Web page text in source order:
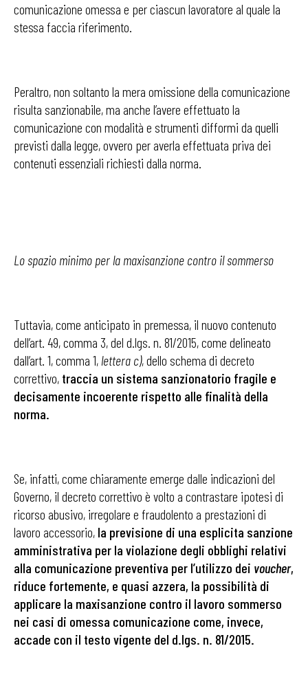
comunicazione omessa e per ciascun lavoratore al quale la
stessa faccia riferimento.
Peraltro, non soltanto la mera omissione della comunicazione
risulta sanzionabile, ma anche l’avere effettuato la
comunicazione con modalità e strumenti difformi da quelli
previsti dalla legge, ovvero per averla effettuata priva dei
contenuti essenziali richiesti dalla norma.
Lo spazio minimo per la maxisanzione contro il sommerso
Tuttavia, come anticipato in premessa, il nuovo contenuto
dell’art. 49, comma 3, del d.lgs. n. 81/2015, come delineato
dall’art. 1, comma 1, lettera c), dello schema di decreto
correttivo, traccia un sistema sanzionatorio fragile e
decisamente incoerente rispetto alle finalità della
norma.
Se, infatti, come chiaramente emerge dalle indicazioni del
Governo, il decreto correttivo è volto a contrastare ipotesi di
ricorso abusivo, irregolare e fraudolento a prestazioni di
lavoro accessorio, la previsione di una esplicita sanzione
amministrativa per la violazione degli obblighi relativi
alla comunicazione preventiva per l’utilizzo dei voucher,
riduce fortemente, e quasi azzera, la possibilità di
applicare la maxisanzione contro il lavoro sommerso
nei casi di omessa comunicazione come, invece,
accade con il testo vigente del d.lgs. n. 81/2015.